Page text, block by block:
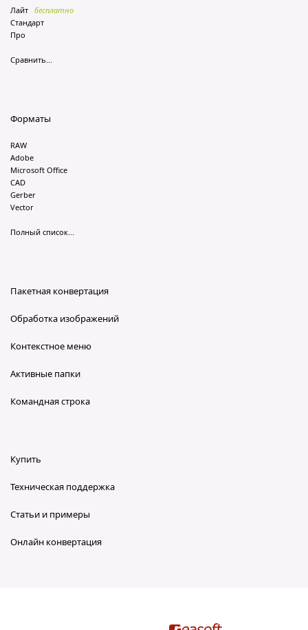
Лайт бесплатно
Стандарт
Про
Сравнить...
Форматы
RAW
Adobe
Microsoft Office
CAD
Gerber
Vector
Полный список...
Пакетная конвертация
Обработка изображений
Контекстное меню
Активные папки
Командная строка
Купить
Техническая поддержка
Статьи и примеры
Онлайн конвертация